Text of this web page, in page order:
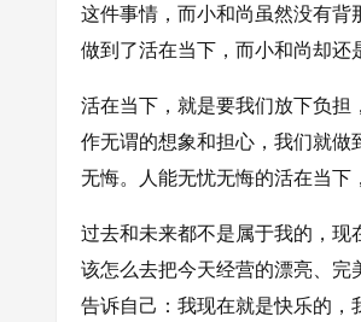
这件事情，而小和尚虽然没有
做到了活在当下，而小和尚却还
活在当下，就是要我们放下负
作无谓的想象和担心，我们就
无悔。人能无忧无悔的活在当下
过去和未来都不是属于我的，
该怎么去把今天经营的漂亮、完
告诉自己：我现在就是快乐的，